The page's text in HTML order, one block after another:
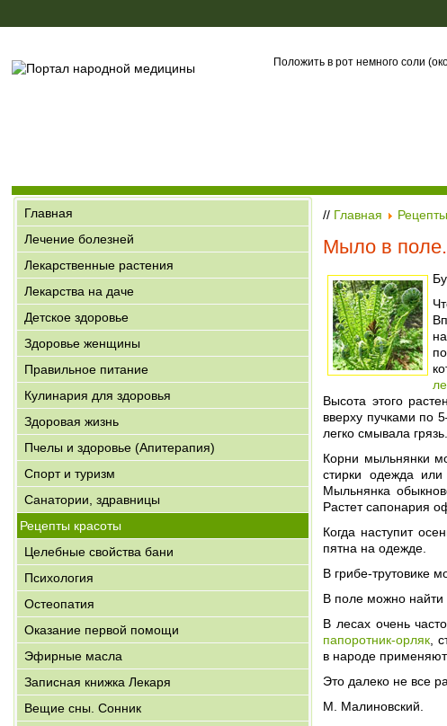
Положить в рот немного соли
Главная
Лечение болезней
Лекарственные растения
Лекарства на даче
Детское здоровье
Здоровье женщины
Правильное питание
Кулинария для здоровья
Здоровая жизнь
Пчелы и здоровье (Апитерапия)
Спорт и туризм
Санатории, здравницы
Рецепты красоты
Целебные свойства бани
Психология
Остеопатия
Оказание первой помощи
Эфирные масла
Записная книжка Лекаря
Вещие сны. Сонник
// Главная
Мыло в
Высота этого
вверху пучками по
легко смывала
Корни мыльнянки
стирки одежда
Мыльнянка
Растет сапонария
Когда наступит
пятна на одежде.
В грибе-трутовике
В поле можно найти
В лесах очень
папоротник-орляк ,
в народе
Это далеко не все
М. Малиновский.